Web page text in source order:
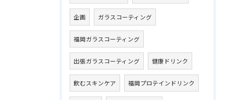
企画 ガラスコーティング
福岡ガラスコーティング
出張ガラスコーティング 健康ドリンク
飲むスキンケア 福岡プロテインドリンク